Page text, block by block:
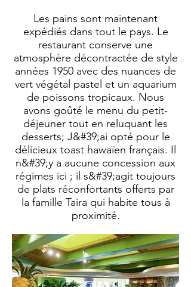
Les pains sont maintenant
expédiés dans tout le pays. Le
restaurant conserve une
atmosphère décontractée de style
années 1950 avec des nuances de
vert végétal pastel et un aquarium
de poissons tropicaux. Nous
avons goûté le menu du petit-
déjeuner tout en reluquant les
desserts; J&#39;ai opté pour le
délicieux toast hawaïen français. Il
n&#39;y a aucune concession aux
régimes ici ; il s&#39;agit toujours
de plats réconfortants offerts par
la famille Taira qui habite tous à
proximité.